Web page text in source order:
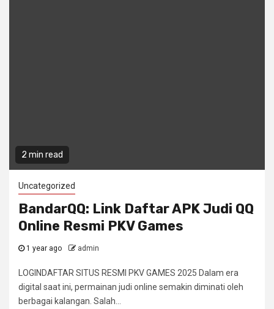
2 min read
Uncategorized
BandarQQ: Link Daftar APK Judi QQ
Online Resmi PKV Games
1 year ago admin
LOGINDAFTAR SITUS RESMI PKV GAMES 2025 Dalam era
digital saat ini, permainan judi online semakin diminati oleh
berbagai kalangan. Salah...